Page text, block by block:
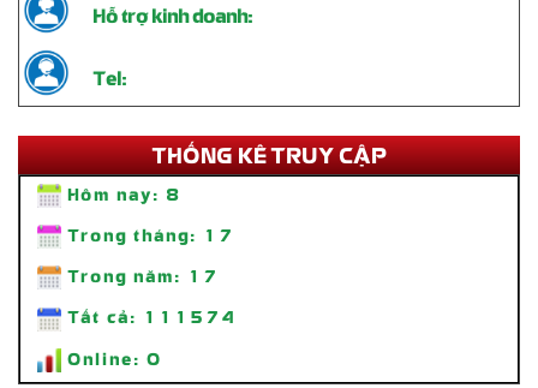
Thi Công Standee Chân Sắt – Giải Pháp Quảng Cáo Tiện Lợi, Bền
Hỗ trợ kinh doanh:
Tel:
THỐNG KÊ TRUY CẬP
Hôm nay: 8
Trong tháng: 17
Trong năm: 17
Tất cả: 111574
Online: 0